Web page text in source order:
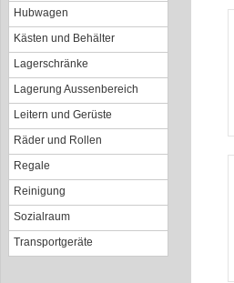
Hubwagen
Kästen und Behälter
Lagerschränke
Lagerung Aussenbereich
Leitern und Gerüste
Räder und Rollen
Regale
Reinigung
Sozialraum
Transportgeräte